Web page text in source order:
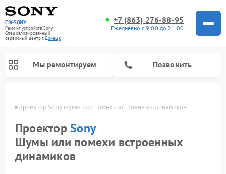
FIX-SONY
Ремонт устройств Sony
Специализированный
cервисный центр г. Донецк
+7 (863) 276-88-95
Ежедневно с 9:00 до 21:00
Мы ремонтируем Позвонить
Проектор Sony шумы или помехи встроенных динамиков
ПроекторSony
Шумы или помехи встроенных
динамиков